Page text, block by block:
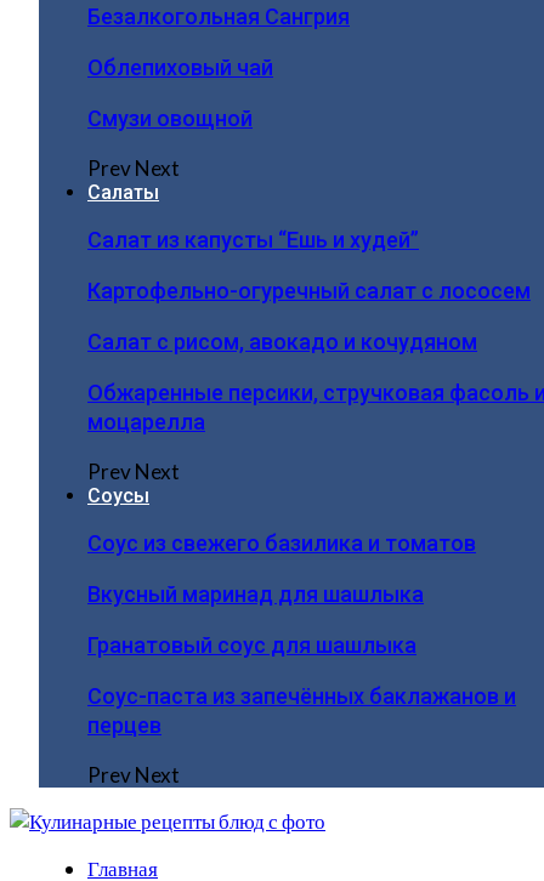
Безалкогольная Сангрия
Облепиховый чай
Смузи овощной
PrevNext
Салаты
Салат из капусты “Ешь и худей”
Картофельно-огуречный салат с лососем
Салат с рисом, авокадо и кочудяном
Обжаренные персики, стручковая фасоль
моцарелла
PrevNext
Соусы
Соус из свежего базилика и томатов
Вкусный маринад для шашлыка
Гранатовый соус для шашлыка
Соус-паста из запечённых баклажанов и
перцев
PrevNext
Главная